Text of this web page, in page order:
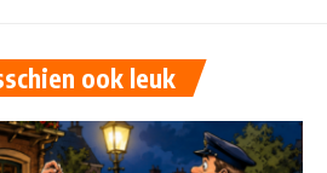
ook leuk